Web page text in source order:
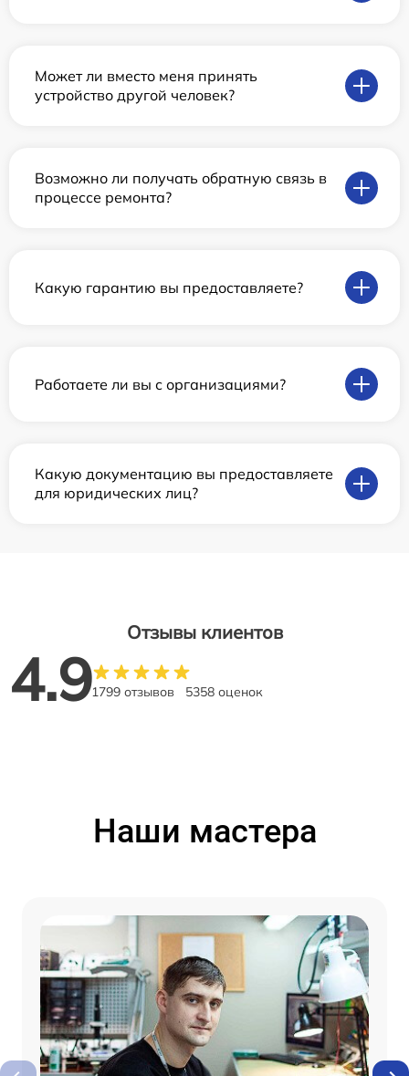
Может ли вместо меня принять
устройство другой человек?
Возможно ли получать обратную связь в
процессе ремонта?
Какую гарантию вы предоставляете?
Работаете ли вы с организациями?
Какую документацию вы предоставляете
для юридических лиц?
Отзывы клиентов
4.91799 отзывов 5358 оценок
Наши мастера